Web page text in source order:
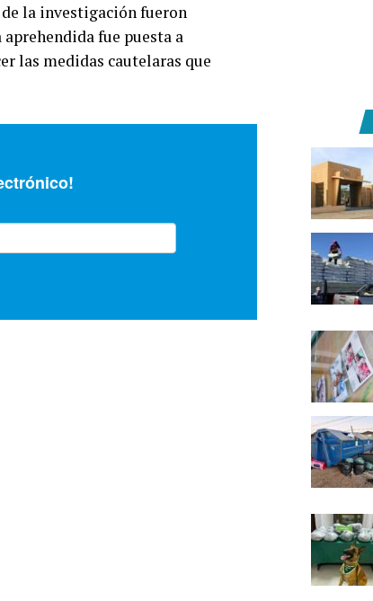
la investigación fueron
fue puesta a
las medidas cautelaras que